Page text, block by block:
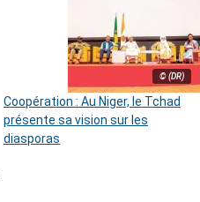
© (DR)
Coopération : Au Niger, le Tchad
présente sa vision sur les
diasporas